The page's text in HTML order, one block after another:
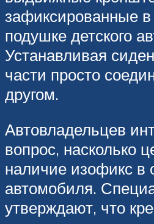
зафиксированные
подушке детского
Устанавливая
части просто
другом.
Автовладельцев
вопрос, насколько
наличие изофикс в
автомобиля.
утверждают, что